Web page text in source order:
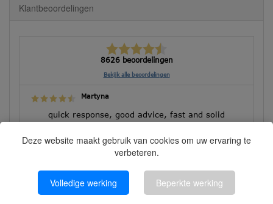
Deze website maakt gebruik van cookies om uw ervaring te
verbeteren.
Volledige werking Beperkte werking
Klantbeoordelingen
8626 beoordelingen
Bekijk alle beoordelingen
Martyna
quick response, good advice, fast and solid
Betalen kunt u met: